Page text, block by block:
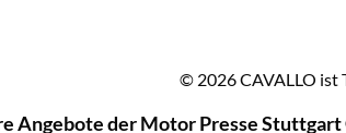
© 2026CAVALLO ist
Angebote der Motor Presse Stuttgart